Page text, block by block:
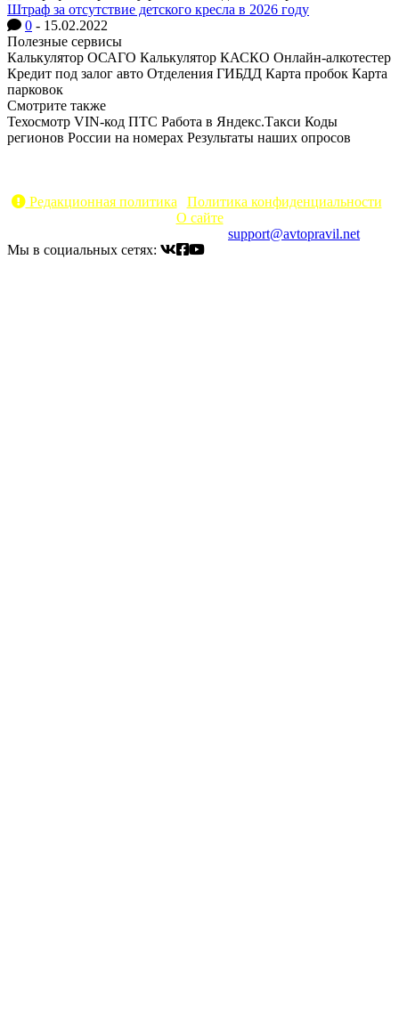
Штраф за отсутствие детского кресла в 2026 году
0 - 15.02.2022
Полезные сервисы
Калькулятор ОСАГО Калькулятор КАСКО Онлайн-алкотестер
Кредит под залог авто Отделения ГИБДД Карта пробок Карта
парковок
Смотрите также
Техосмотр VIN-код ПТС Работа в Яндекс.Такси Коды
регионов России на номерах Результаты наших опросов
Редакционная политика
Политика конфиденциальности
О сайте
support@avtopravil.net
Мы в социальных сетях: